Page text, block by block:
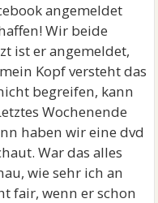
angemeldet
Wir beide
ist er angemeldet,
Kopf versteht das
begreifen, kann
Wochenende
haben wir eine dvd
War das alles
wie sehr ich an
fair, wenn er schon